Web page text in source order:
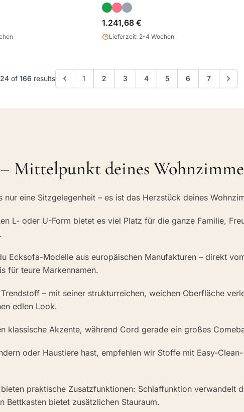
1.241,68 €
Lieferzeit: 2-4 Wochen
24of 166 results 1 2 3 4 5 6 7
– Mittelpunkt deines
nur eine Sitzgelegenheit – es ist das Herzstück deines
L- oder U-Form bietet es viel Platz für die ganze Familie,
Ecksofa-Modelle aus europäischen Manufakturen – direkt
für teure Markennamen.
– mit seiner strukturreichen, weichen Oberfläche
edlen Look.
klassische Akzente, während Cord gerade ein großes
oder Haustiere hast, empfehlen wir Stoffe mit Easy-Clean-
praktische Zusatzfunktionen: Schlaffunktion verwandelt
Bettkasten bietet zusätzlichen Stauraum.